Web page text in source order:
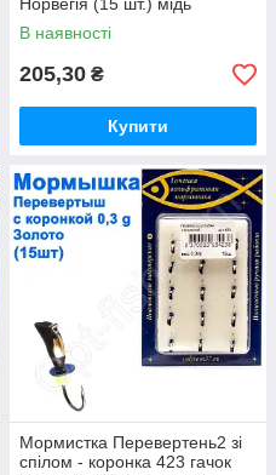
В наявності
205,30 ₴
Купити
Мормистка Перевертень2 зі
спілом - коронка 423 гачок